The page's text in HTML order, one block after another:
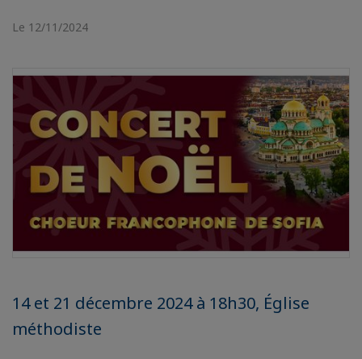
Le 12/11/2024
14 et 21 décembre 2024 à 18h30, Église
méthodiste